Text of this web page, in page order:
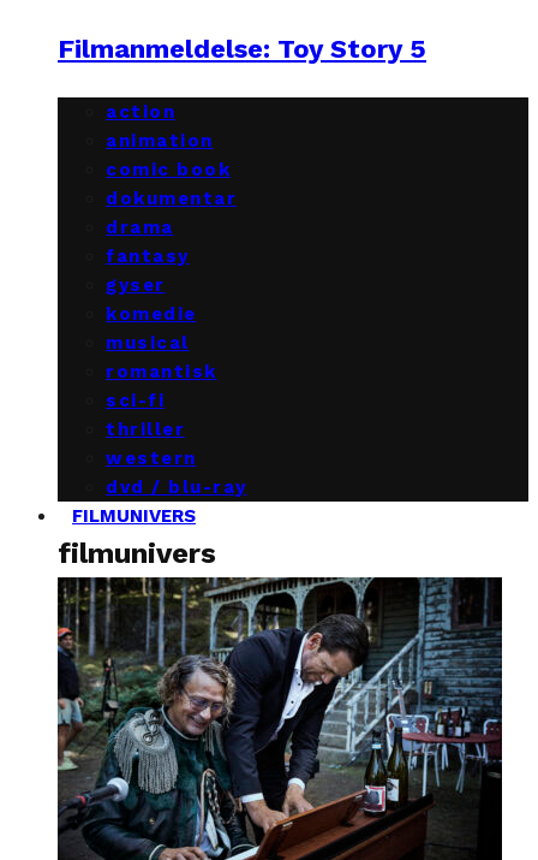
Filmanmeldelse: Toy Story 5
action
animation
comic book
dokumentar
drama
fantasy
gyser
komedie
musical
romantisk
sci-fi
thriller
western
dvd / blu-ray
FILMUNIVERS
filmunivers